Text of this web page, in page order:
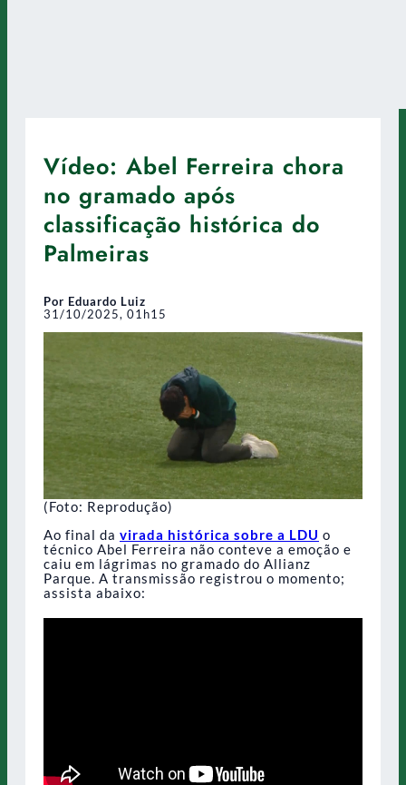
Vídeo: Abel Ferreira chora
no gramado após
classificação histórica do
Palmeiras
Por Eduardo Luiz
31/10/2025, 01h15
(Foto: Reprodução)
Ao final da virada histórica sobre a LDU o
técnico Abel Ferreira não conteve a emoção e
caiu em lágrimas no gramado do Allianz
Parque. A transmissão registrou o momento;
assista abaixo: